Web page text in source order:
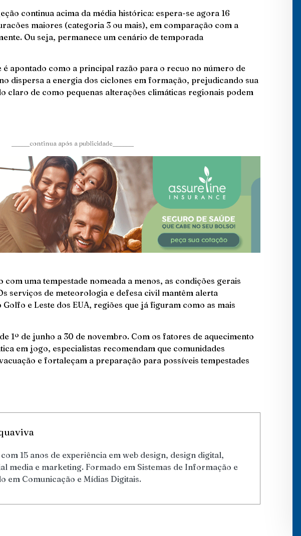
continua acima da média histórica: espera-se agora 16
maiores (categoria 3 ou mais), em comparação com a
Ou seja, permanece um cenário de temporada
apontado como a principal razão para o recuo no número de
dispersa a energia dos ciclones em formação, prejudicando sua
claro de como pequenas alterações climáticas regionais podem
______continua após a publicidade_______
com uma tempestade nomeada a menos, as condições gerais
serviços de meteorologia e defesa civil mantêm alerta
e Leste dos EUA, regiões que já figuram como as mais
1º de junho a 30 de novembro. Com os fatores de aquecimento
em jogo, especialistas recomendam que comunidades
e fortaleçam a preparação para possíveis tempestades
15 anos de experiência em web design, design digital,
media e marketing. Formado em Sistemas de Informação e
em Comunicação e Mídias Digitais.